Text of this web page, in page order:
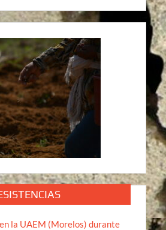
la UAEM (Morelos) durante